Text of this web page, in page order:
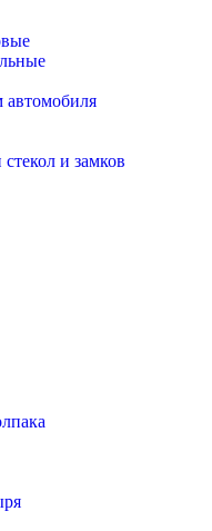
автомобиля
и замков